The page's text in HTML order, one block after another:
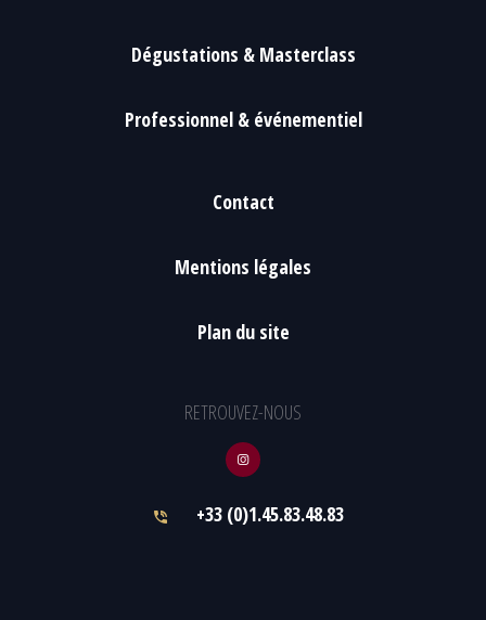
Dégustations & Masterclass
Professionnel & événementiel
Contact
Mentions légales
Plan du site
RETROUVEZ-NOUS
+33 (0)1.45.83.48.83